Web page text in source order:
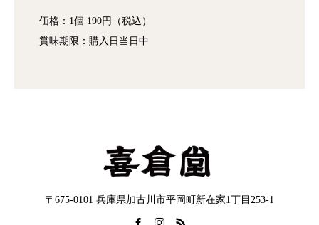
価格：1個 190円（税込）
賞味期限：購入日当日中
〒675-0101 兵庫県加古川市平岡町新在家1丁目253-1